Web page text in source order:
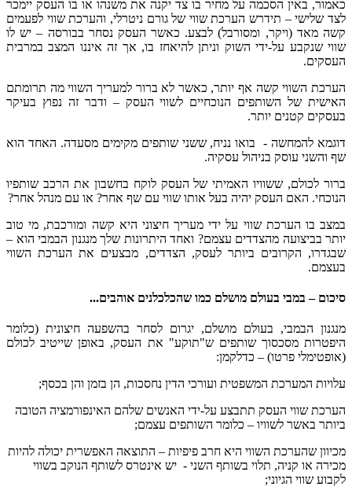
כאמור, באין הסכמה על מחיר בו צד יקנה את משנהו או בו העסק יימכר
לצד שלישי – תידרש הערכת שווי של גורם ניטרלי, והערכת שווי לפעמים
קשה מאד (ויקר, ומסורבל) לבצע. כאשר העסק נסחר בבורסה – יש לו
שווי שנקבע על-ידי השוק וניתן להיאחז בו, אך זה איננו המצב במרבית
העסקים.
הערכת השווי קשה אף יותר, כאשר לא ברור למעריך השווי מה תרומתם
האישית של השותפים הנוכחיים לשווי העסק – ודבר זה נפוץ בעיקר
בעסקים קטנים יותר.
דוגמא להמחשה - בואו נניח, ששני שותפים מקימים מסעדה. האחד הוא
שף והשני עוסק בניהול עסקיה.
ברור לכולם, ששוויו האמיתי של העסק לוקח בחשבון את הרכב שותפיו
הנוכחי. האם העסק יהיה בעל אותו שווי עם שף אחר? או עם מנהל אחר?
במצב בו הערכת שווי על ידי מעריך חיצוני היא קשה ומורכבת, מי טוב
יותר בביצועה מהצדדים עצמם? ואחד היתרונות שלך מנגנון הבמבי הוא –
שבגדרו, הקרובים ביותר לעסק, הצדדים, מבצעים את הערכת השווי
בעצמם.
סיכום – במבי בעולם מושלם כמו שהכלכלנים אוהבים...
מנגנון הבמבי, בעולם מושלם, יגרום לסחר בהשפעה חיצונית (כלומר
היפטרות מסכסוך שותפים ש"תוקע" את העסק, באופן שייטיב לכולם
(אופטימלי פרטו) – כדלקמן:
עלויות המערכת המשפטית ועורכי הדין נחסכות, הן בזמן והן בכסף;
הערכת שווי העסק תתבצע על-ידי האנשים שלהם האינפורמציה הטובה
ביותר באשר לשוויו – כלומר השותפים עצמם;
מכיוון שהערכת השווי היא חרב פיפיות – התוצאה האפשרית יכולה להיות
מכירה או קניה, תלוי בשותף השני - יש אינטרס לשותף הנוקב בשווי
לקבוע שווי הגיוני;